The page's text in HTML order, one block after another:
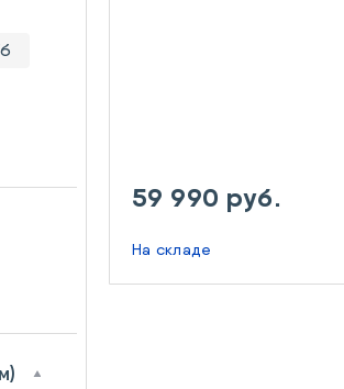
59 990 руб.
На складе